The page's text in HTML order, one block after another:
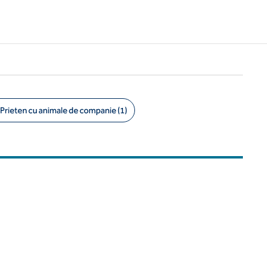
Prieten cu animale de companie (1)